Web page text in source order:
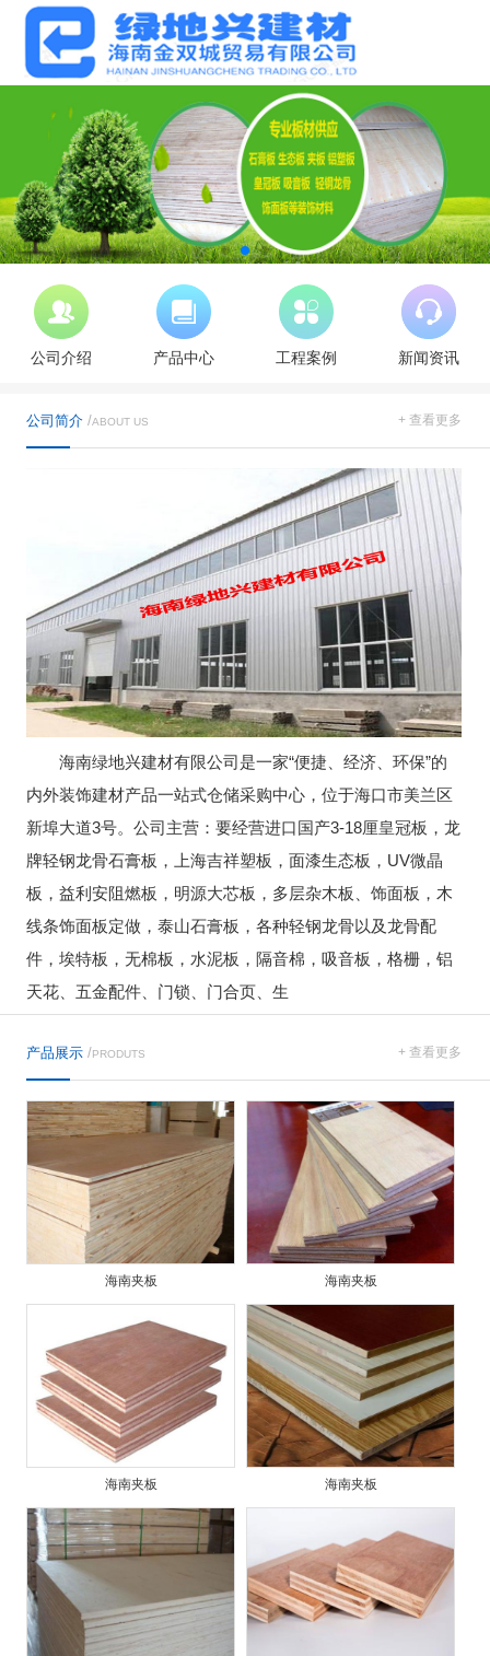
公司介绍 产品中心 工程案例 新闻资讯
公司简介 /ABOUT US + 查看更多
海南绿地兴建材有限公司是一家“便捷、经济、环保”的
内外装饰建材产品一站式仓储采购中心，位于海口市美兰区
新埠大道3号。公司主营：要经营进口国产3-18厘皇冠板，龙
牌轻钢龙骨石膏板，上海吉祥塑板，面漆生态板，UV微晶
板，益利安阻燃板，明源大芯板，多层杂木板、饰面板，木
线条饰面板定做，泰山石膏板，各种轻钢龙骨以及龙骨配
件，埃特板，无棉板，水泥板，隔音棉，吸音板，格栅，铝
天花、五金配件、门锁、门合页、生
产品展示 /PRODUTS + 查看更多
海南夹板 海南夹板
海南夹板 海南夹板